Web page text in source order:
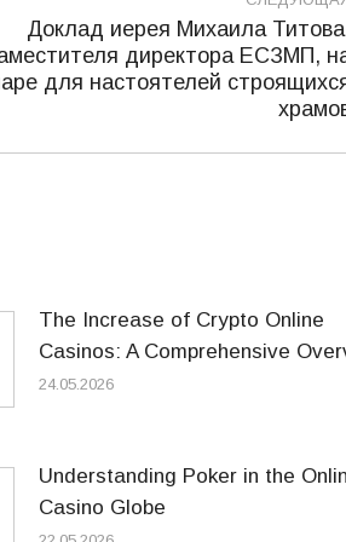
Доклад иерея Михаила
директора ЕСЗМП,
для настоятелей
The Increase of Crypto Online
Casinos: A Comprehensive
24.05.2026
Understanding Poker in the
Casino Globe